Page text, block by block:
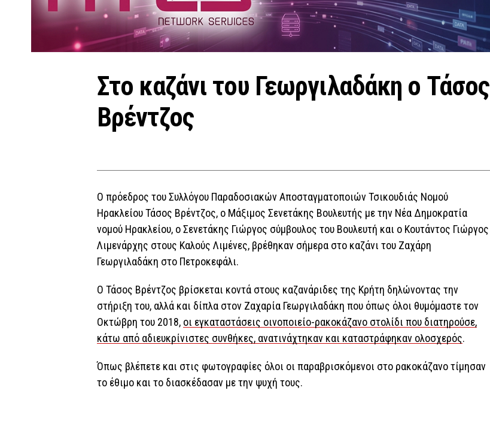
Στο καζάνι του Γεωργιλαδάκη ο Τάσος
Βρέντζος
Ο πρόεδρος του Συλλόγου Παραδοσιακών Αποσταγματοποιών Τσικουδιάς Νομού
Ηρακλείου Τάσος Βρέντζος, ο Μάξιμος Σενετάκης Βουλευτής με την Νέα Δημοκρατία
νομού Ηρακλείου, ο Σενετάκης Γιώργος σύμβουλος του Βουλευτή και ο Κουτάντος Γιώργος
Λιμενάρχης στους Καλούς Λιμένες, βρέθηκαν σήμερα στο καζάνι του Ζαχάρη
Γεωργιλαδάκη στο Πετροκεφάλι.
Ο Τάσος Βρέντζος βρίσκεται κοντά στους καζανάριδες της Κρήτη δηλώνοντας την
στήριξη του, αλλά και δίπλα στον Ζαχαρία Γεωργιλαδάκη που όπως όλοι θυμόμαστε τον
Οκτώβρη του 2018, οι εγκαταστάσεις οινοποιείο-ρακοκάζανο στολίδι που διατηρούσε,
κάτω από αδιευκρίνιστες συνθήκες, ανατινάχτηκαν και καταστράφηκαν ολοσχερός.
Όπως βλέπετε και στις φωτογραφίες όλοι οι παραβρισκόμενοι στο ρακοκάζανο τίμησαν
το έθιμο και το διασκέδασαν με την ψυχή τους.